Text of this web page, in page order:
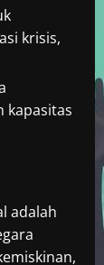
krisis,
kapasitas
adalah